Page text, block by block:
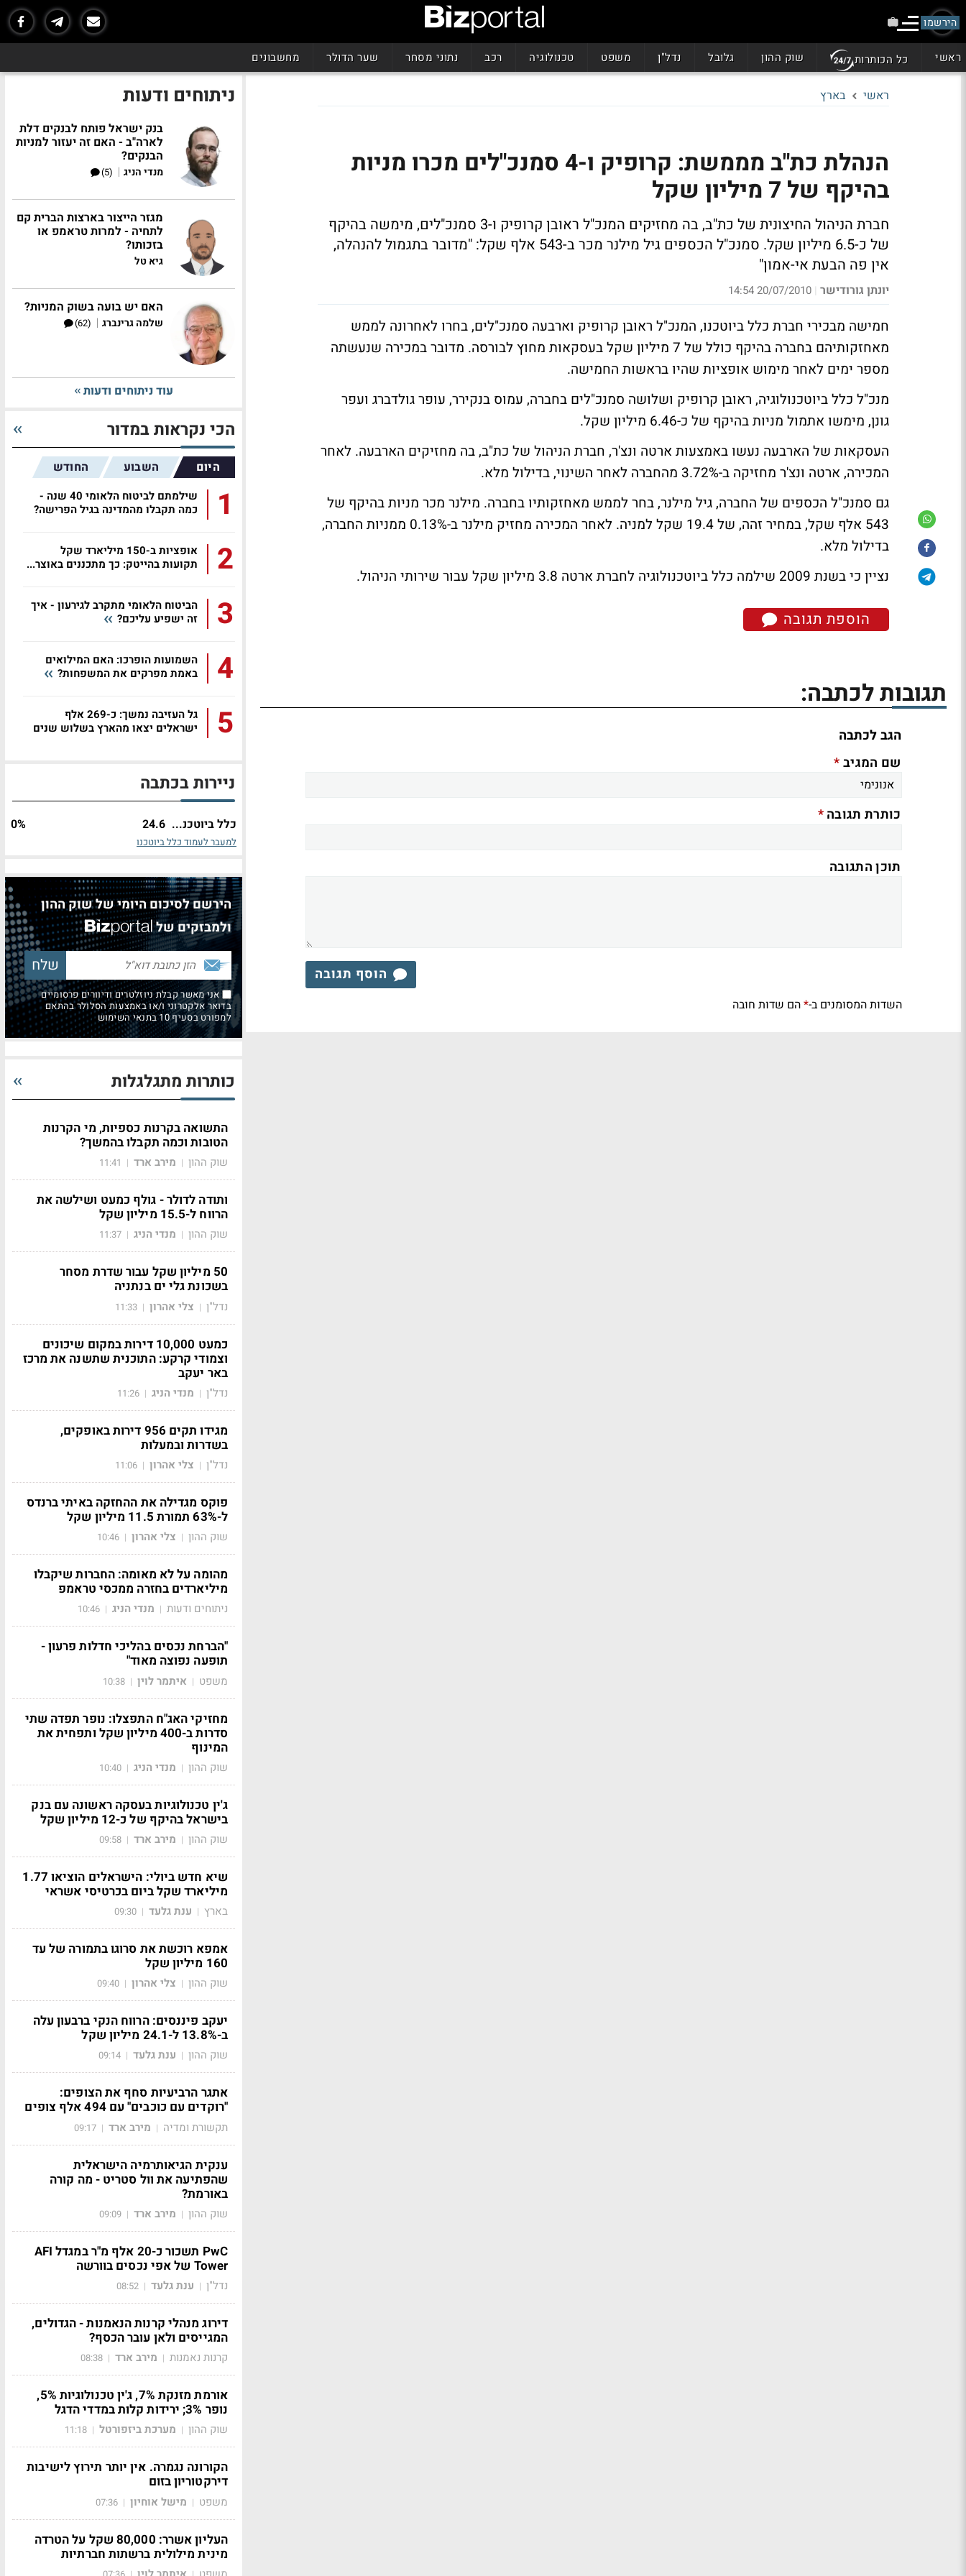
הירשמו
ראשי כל הכותרות שוק ההון גלובל נדל"ן משפט טכנולוגיה רכב נתוני מסחר שער הדולר מחשבונים
ראשי בארץ
הנהלת כת"ב מממשת: קרופיק ו-4 סמנכ"לים מכרו מניות
בהיקף של 7 מיליון שקל
חברת הניהול החיצונית של כת"ב, בה מחזיקים המנכ"ל ראובן קרופיק ו-3 סמנכ"לים, מימשה בהיקף
של כ-6.5 מיליון שקל. סמנכ"ל הכספים גיל מילנר מכר ב-543 אלף שקל: "מדובר בתגמול להנהלה,
אין פה הבעת אי-אמון"
יונתן גורודישר |
20/07/2010 14:54
חמישה מבכירי חברת כלל ביוטכנו, המנכ"ל ראובן קרופיק וארבעה סמנכ"לים, בחרו לאחרונה לממש
מאחזקותיהם בחברה בהיקף כולל של 7 מיליון שקל בעסקאות מחוץ לבורסה. מדובר במכירה שנעשתה
מספר ימים לאחר מימוש אופציות שהיו בראשות החמישה.
מנכ"ל כלל ביוטכנולוגיה, ראובן קרופיק ושלושה סמנכ"לים בחברה, עמוס בנקירר, עופר גולדברג ועפר
גונן, מימשו אתמול מניות בהיקף של כ-6.46 מיליון שקל.
העסקאות של הארבעה נעשו באמצעות ארטה ונצ'ר, חברת הניהול של כת"ב, בה מחזיקים הארבעה. לאחר
המכירה, ארטה ונצ'ר מחזיקה ב-3.72% מהחברה לאחר השינוי, בדילול מלא.
גם סמנכ"ל הכספים של החברה, גיל מילנר, בחר לממש מאחזקותיו בחברה. מילנר מכר מניות בהיקף של
543 אלף שקל, במחיר זהה, של 19.4 שקל למניה. לאחר המכירה מחזיק מילנר ב-0.13% ממניות החברה,
בדילול מלא.
נציין כי בשנת 2009 שילמה כלל ביוטכנולוגיה לחברת ארטה 3.8 מיליון שקל עבור שירותי הניהול.
הוספת תגובה
תגובות לכתבה:
הגב לכתבה
שם המגיב*
כותרת תגובה*
תוכן התגובה
הוסף תגובה
השדות המסומנים ב-*הם שדות חובה
ניתוחים ודעות
בנק ישראל פותח לבנקים דלת
לארה"ב - האם זה יעזור למניות
הבנקים?
מנדי הניג |
(5)
מגזר הייצור בארצות הברית קם
לתחיה - למרות טראמפ או
בזכותו?
גיא טל
האם יש בועה בשוק המניות?
שלמה גרינברג |
(62)
עוד ניתוחים ודעות
הכי נקראות במדור
היום השבוע החודש
1
שילמתם לביטוח הלאומי 40 שנה -
כמה תקבלו מהמדינה בגיל הפרישה?
2
אופציות ב-150 מיליארד שקל
תקועות בהייטק: כך מתכננים באוצר...
3
הביטוח הלאומי מתקרב לגירעון - איך
זה ישפיע עליכם?
4
השמועות הופרכו: האם המילואים
באמת מפרקים את המשפחות?
5
גל העזיבה נמשך: כ-269 אלף
ישראלים יצאו מהארץ בשלוש שנים
ניירות בכתבה
כלל ביוטכנ... 24.6
0%
למעבר לעמוד כלל ביוטכנו
הירשם לסיכום היומי של שוק ההון
ולמבזקים של
אני מאשר קבלת ניוזלטרים ודיוורים פרסומיים
בדואר אלקטרוני ו/או באמצעות הסלולר בהתאם
למפורט בסעיף 10 בתנאי השימוש
כותרות מתגלגלות
התשואה בקרנות כספיות, מי הקרנות
הטובות וכמה תקבלו בהמשך?
שוק ההון | מירב ארד |
11:41
ותודה לדולר - גולף כמעט ושילשה את
הרווח ל-15.5 מיליון שקל
שוק ההון | מנדי הניג |
11:37
50 מיליון שקל עבור שדרת מסחר
בשכונת גלי ים בנתניה
נדל"ן | צלי אהרון |
11:33
כמעט 10,000 דירות במקום שיכונים
וצמודי קרקע: התוכנית שתשנה את מרכז
באר יעקב
נדל"ן | מנדי הניג |
11:26
מגידו תקים 956 דירות באופקים,
בשדרות ובמעלות
נדל"ן | צלי אהרון |
11:06
פוקס מגדילה את ההחזקה באיתי ברנדס
ל-63% תמורת 11.5 מיליון שקל
שוק ההון | צלי אהרון |
10:46
מהומה על לא מאומה: החברות שיקבלו
מיליארדים בחזרה ממכסי טראמפ
ניתוחים ודעות | מנדי הניג |
10:46
"הברחת נכסים בהליכי חדלות פרעון -
תופעה נפוצה מאוד"
משפט | איתמר לוין |
10:38
מחזיקי האג"ח התפצלו: נופר תפדה שתי
סדרות ב-400 מיליון שקל ותפחית את
המינוף
שוק ההון | מנדי הניג |
10:40
ג'ין טכנולוגיות בעסקה ראשונה עם בנק
בישראל בהיקף של כ-12 מיליון שקל
שוק ההון | מירב ארד |
09:58
שיא חדש ביולי: הישראלים הוציאו 1.77
מיליארד שקל ביום בכרטיסי אשראי
בארץ | ענת גלעד |
09:30
אמפא רוכשת את סרוגו בתמורה של עד
160 מיליון שקל
שוק ההון | צלי אהרון |
09:40
יעקב פיננסים: הרווח הנקי ברבעון עלה
ב-13.8% ל-24.1 מיליון שקל
שוק ההון | ענת גלעד |
09:14
אתגר הרביעיות סחף את הצופים:
"רוקדים עם כוכבים" עם 494 אלף צופים
תקשורת ומדיה | מירב ארד |
09:17
ענקית הגיאותרמיה הישראלית
שהפתיעה את וול סטריט - מה קורה
באורמת?
שוק ההון | מירב ארד |
09:09
PwC תשכור כ-20 אלף מ"ר במגדל AFI
Tower של אפי נכסים בוורשה
נדל"ן | ענת גלעד |
08:52
דירוג מנהלי קרנות הנאמנות - הגדולים,
המגייסים ולאן עובר הכסף?
קרנות נאמנות | מירב ארד |
08:38
אורמת מזנקת 7%, ג'ין טכנולוגיות 5%,
נופר 3%; ירידות קלות במדדי הדגל
שוק ההון | מערכת ביזפורטל |
11:18
הקורונה נגמרה. אין יותר תירוץ לישיבות
דירקטוריון בזום
משפט | מישל אוחיון |
07:36
העליון אשרר: 80,000 שקל על הטרדה
מינית מילולית ברשתות חברתיות